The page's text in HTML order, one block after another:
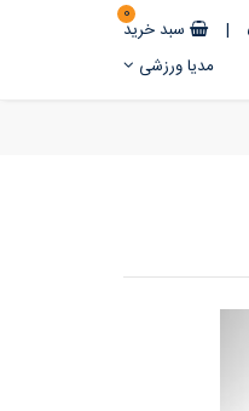
| سبد خرید
0
مدیا ورزشی